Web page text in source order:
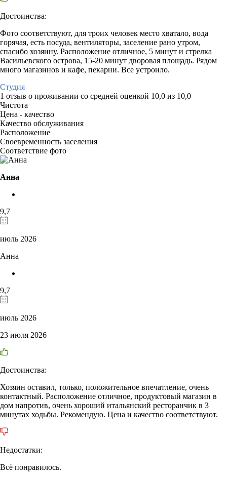
Достоинства:
Фото соответствуют, для троих человек место хватало, вода
горячая, есть посуда, вентиляторы, заселение рано утром,
спасибо хозяину. Расположение отличное, 5 минут и стрелка
Васильевского острова, 15-20 минут дворовая площадь. Рядом
много магазинов и кафе, пекарни. Все устроило.
Студия
1 отзыв о проживании со средней оценкой 10,0 из 10,0
Чистота
Цена - качество
Качество обслуживания
Расположение
Своевременность заселения
Соответствие фото
Анна
9,7
июль 2026
Анна
9,7
июль 2026
23 июля 2026
Достоинства:
Хозяин оставил, только, положительное впечатление, очень
контактный. Расположение отличное, продуктовый магазин в
дом напротив, очень хороший итальянский ресторанчик в 3
минутах ходьбы. Рекомендую. Цена и качество соответствуют.
Недостатки:
Всё понравилось.